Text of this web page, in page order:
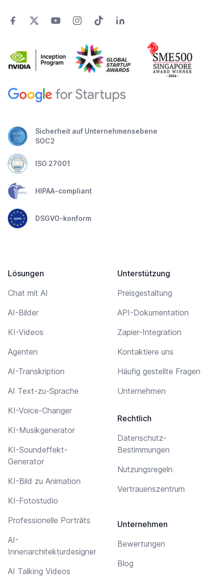
Sicherheit auf Unternehmensebene
SOC2
ISO 27001
HIPAA-compliant
DSGVO-konform
Lösungen
Chat mit AI
AI-Bilder
KI-Videos
Agenten
AI-Transkription
AI Text-zu-Sprache
KI-Voice-Changer
KI-Musikgenerator
KI-Soundeffekt-
Generator
KI-Bild zu Animation
KI-Fotostudio
Professionelle Porträts
AI-
Innenarchitekturdesigner
AI Talking Videos
Unterstützung
Preisgestaltung
API-Dokumentation
Zapier-Integration
Kontaktiere uns
Häufig gestellte Fragen
Unternehmen
Rechtlich
Datenschutz-
Bestimmungen
Nutzungsregeln
Vertrauenszentrum
Unternehmen
Bewertungen
Blog